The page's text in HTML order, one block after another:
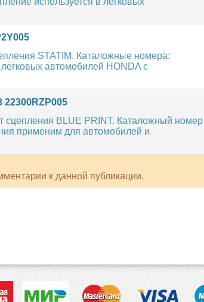
STATIM. Каталожные номера:
автомобилей HONDA с
сцепления BLUE PRINT. Каталожный номер
применим для автомобилей и
к данной публикации.